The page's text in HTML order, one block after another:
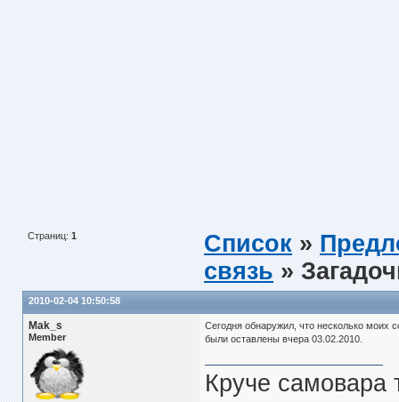
Страниц:1 Список»
связь»
2010-02-04 10:50:58
Mak_s
Member
Сегодня обнаружил, что несколько моих
были оставлены вчера 03.02.2010.
Круче самовара